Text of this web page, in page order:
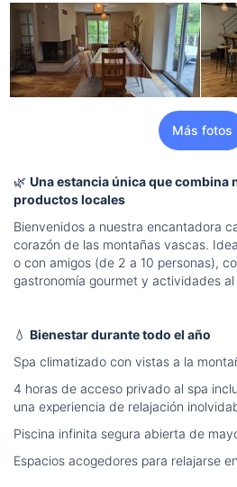
Más fotos
🌿 Una estancia única que combina
productos locales
Bienvenidos a nuestra encantadora
corazón de las montañas vascas.
o con amigos (de 2 a 10 personas),
gastronomía gourmet y actividades al
💧 Bienestar durante todo el año
Spa climatizado con vistas a la
4 horas de acceso privado al spa
una experiencia de relajación
Piscina infinita segura abierta de
Espacios acogedores para relajarse